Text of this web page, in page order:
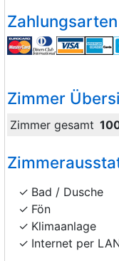
Zahlungsarten
Zimmer
Zimmer gesamt
Bad / Dusche
Fön
Klimaanlage
Internet per